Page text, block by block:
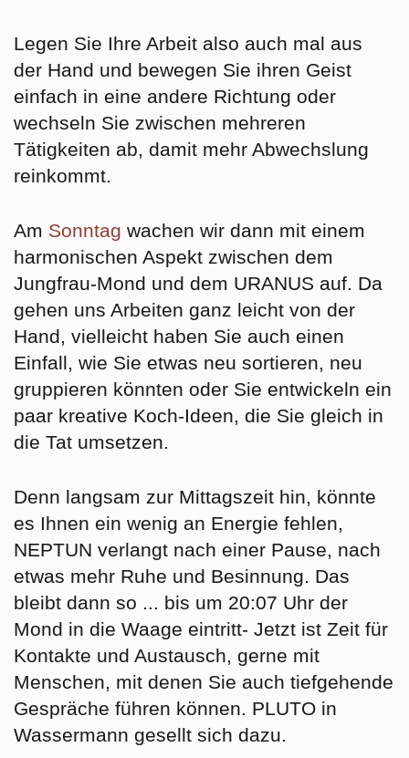
Legen Sie Ihre Arbeit also auch mal aus
der Hand und bewegen Sie ihren Geist
einfach in eine andere Richtung oder
wechseln Sie zwischen mehreren
Tätigkeiten ab, damit mehr Abwechslung
reinkommt.
Am Sonntag wachen wir dann mit einem
harmonischen Aspekt zwischen dem
Jungfrau-Mond und dem URANUS auf. Da
gehen uns Arbeiten ganz leicht von der
Hand, vielleicht haben Sie auch einen
Einfall, wie Sie etwas neu sortieren, neu
gruppieren könnten oder Sie entwickeln ein
paar kreative Koch-Ideen, die Sie gleich in
die Tat umsetzen.
Denn langsam zur Mittagszeit hin, könnte
es Ihnen ein wenig an Energie fehlen,
NEPTUN verlangt nach einer Pause, nach
etwas mehr Ruhe und Besinnung. Das
bleibt dann so ... bis um 20:07 Uhr der
Mond in die Waage eintritt- Jetzt ist Zeit für
Kontakte und Austausch, gerne mit
Menschen, mit denen Sie auch tiefgehende
Gespräche führen können. PLUTO in
Wassermann gesellt sich dazu.